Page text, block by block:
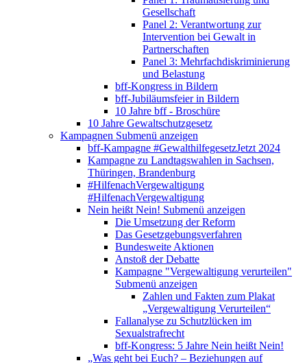
Gesellschaft
Panel 2: Verantwortung zur
Intervention bei Gewalt in
Partnerschaften
Panel 3: Mehrfachdiskriminierung
und Belastung
bff-Kongress in Bildern
bff-Jubiläumsfeier in Bildern
10 Jahre bff - Broschüre
10 Jahre Gewaltschutzgesetz
Kampagnen Submenü anzeigen
bff-Kampagne #GewalthilfegesetzJetzt 2024
Kampagne zu Landtagswahlen in Sachsen,
Thüringen, Brandenburg
#HilfenachVergewaltigung
#HilfenachVergewaltigung
Nein heißt Nein! Submenü anzeigen
Die Umsetzung der Reform
Das Gesetzgebungsverfahren
Bundesweite Aktionen
Anstoß der Debatte
Kampagne "Vergewaltigung verurteilen"
Submenü anzeigen
Zahlen und Fakten zum Plakat
„Vergewaltigung Verurteilen“
Fallanalyse zu Schutzlücken im
Sexualstrafrecht
bff-Kongress: 5 Jahre Nein heißt Nein!
„Was geht bei Euch? – Beziehungen auf